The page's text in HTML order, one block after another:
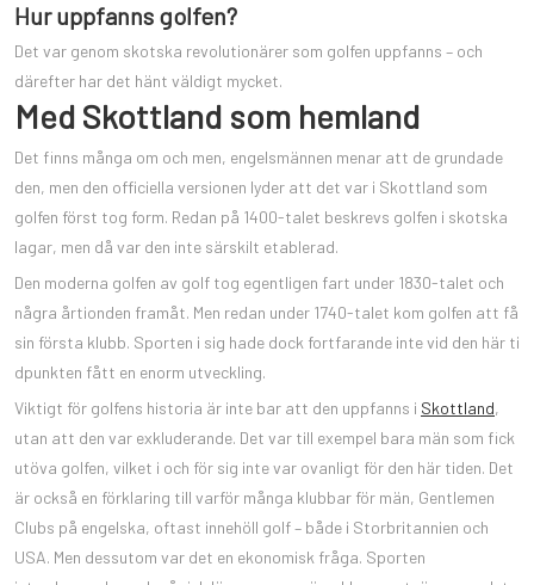
Hur uppfanns golfen?
Det var genom skotska revolutionärer som golfen uppfanns – och
därefter har det hänt väldigt mycket.
Med Skottland som hemland
Det finns många om och men, engelsmännen menar att de grundade
den, men den officiella versionen lyder att det var i Skottland som
golfen först tog form. Redan på 1400-talet beskrevs golfen i skotska
lagar, men då var den inte särskilt etablerad.
Den moderna golfen av golf tog egentligen fart under 1830-talet och
några årtionden framåt. Men redan under 1740-talet kom golfen att få
sin första klubb. Sporten i sig hade dock fortfarande inte vid den här ti
dpunkten fått en enorm utveckling.
Viktigt för golfens historia är inte bar att den uppfanns i Skottland,
utan att den var exkluderande. Det var till exempel bara män som fick
utöva golfen, vilket i och för sig inte var ovanligt för den här tiden. Det
är också en förklaring till varför många klubbar för män, Gentlemen
Clubs på engelska, oftast innehöll golf – både i Storbritannien och
USA. Men dessutom var det en ekonomisk fråga. Sporten